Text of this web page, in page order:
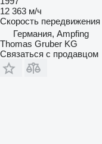
12 363 м/ч
Скорость передвижения
Германия, Ampfing
Thomas Gruber KG
Связаться с продавцом